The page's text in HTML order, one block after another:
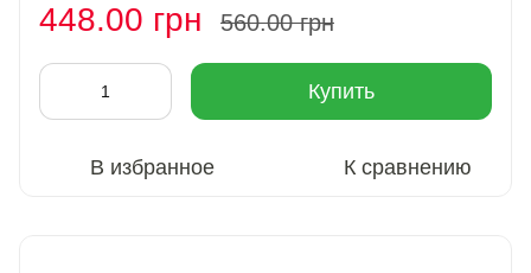
448.00 грн 560.00 грн
Купить
В избранное К сравнению